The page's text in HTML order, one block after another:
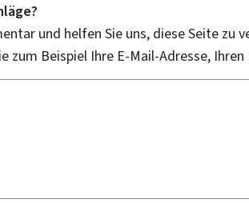
und helfen Sie uns, diese Seite zu
zum Beispiel Ihre E-Mail-Adresse,